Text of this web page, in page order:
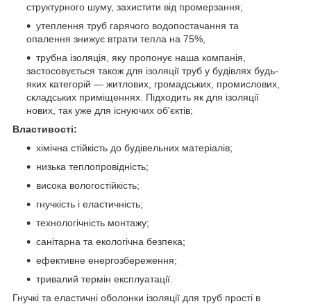
структурного шуму, захистити від промерзання;
утеплення труб гарячого водопостачання та
опалення знижує втрати тепла на 75%,
трубна ізоляція, яку пропонує наша компанія,
застосовується також для ізоляції труб у будівлях будь-
яких категорій — житлових, громадських, промислових,
складських приміщеннях. Підходить як для ізоляції
нових, так уже для існуючих об'єктів;
Властивості:
хімічна стійкість до будівельних матеріалів;
низька теплопровідність;
висока вологостійкість;
гнучкість і еластичність;
технологічність монтажу;
санітарна та екологічна безпека;
ефективне енергозбереження;
тривалий термін експлуатації.
Гнучкі та еластичні оболонки ізоляції для труб прості в